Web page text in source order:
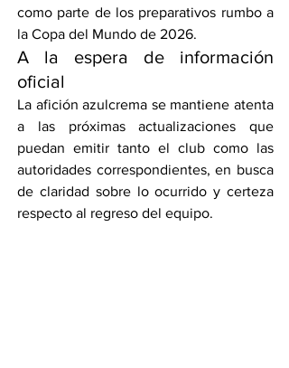
como parte de los preparativos rumbo a
la Copa del Mundo de 2026.
A la espera de información
oficial
La afición azulcrema se mantiene atenta
a las próximas actualizaciones que
puedan emitir tanto el club como las
autoridades correspondientes, en busca
de claridad sobre lo ocurrido y certeza
respecto al regreso del equipo.